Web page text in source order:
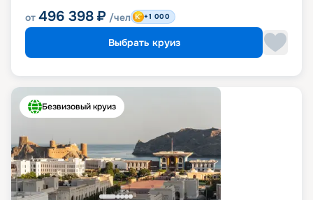
от 496 398 ₽ /чел +1 000
Выбрать круиз
Безвизовый круиз